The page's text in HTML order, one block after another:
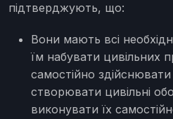
підтверджують, що:
Вони мають всі
їм набувати цивільних
самостійно
створювати цивільні
виконувати їх